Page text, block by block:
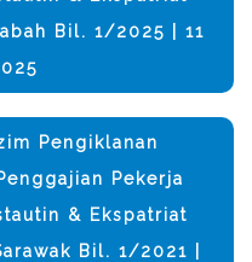
Bil. 1/2025 | 11
Pengiklanan
Pekerja
& Ekspatriat
Bil. 1/2021 |